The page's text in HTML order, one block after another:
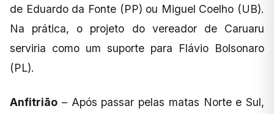
de Eduardo da Fonte (PP) ou Miguel Coelho (UB).
Na prática, o projeto do vereador de Caruaru
serviria como um suporte para Flávio Bolsonaro
(PL).
Anfitrião – Após passar pelas matas Norte e Sul,